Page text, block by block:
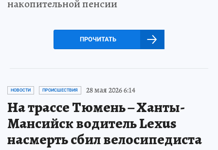
накопительной пенсии
ПРОЧИТАТЬ
НОВОСТИ ПРОИСШЕСТВИЯ 28 мая 2026 6:14
На трассе Тюмень – Ханты-
Мансийск водитель Lexus
насмерть сбил велосипедиста